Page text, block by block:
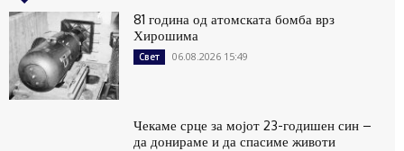
81 година од атомската бомба врз
Хирошима
Свет 06.08.2026 15:49
Чекаме срце за мојот 23-годишен син –
да донираме и да спасиме животи